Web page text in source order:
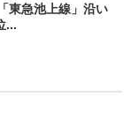
東急池上線」沿い
...